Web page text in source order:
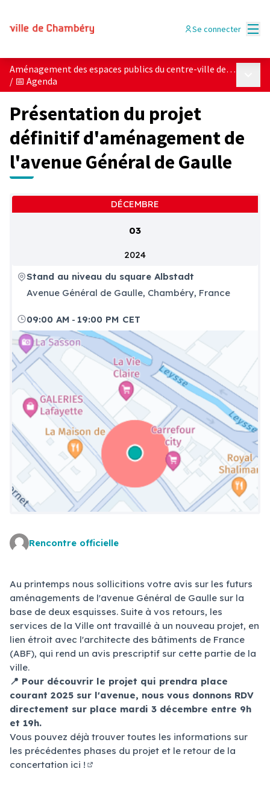
Se connecter
Aménagement des espaces publics du centre-ville de Chambéry
/ 📅 Agenda
Présentation du projet
définitif d'aménagement de
l'avenue Général de Gaulle
DÉCEMBRE
03
2024
Stand au niveau du square Albstadt
Avenue Général de Gaulle, Chambéry, France
09:00 AM - 19:00 PM CET
(Lien externe)
Rencontre officielle
Au printemps nous sollicitions votre avis sur les futurs
aménagements de l'avenue Général de Gaulle sur la
base de deux esquisses. Suite à vos retours, les
services de la Ville ont travaillé à un nouveau projet, en
lien étroit avec l'architecte des bâtiments de France
(ABF), qui rend un avis prescriptif sur cette partie de la
ville.
📍 Pour découvrir le projet qui prendra place
courant 2025 sur l'avenue, nous vous donnons RDV
directement sur place mardi 3 décembre entre 9h
et 19h.
Vous pouvez déjà trouver toutes les informations sur
les précédentes phases du projet et le retour de la
concertation ici !